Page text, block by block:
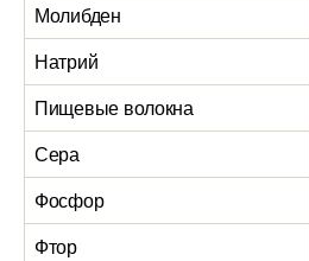
Молибден
Натрий
Пищевые волокна
Сера
Фосфор
Фтор